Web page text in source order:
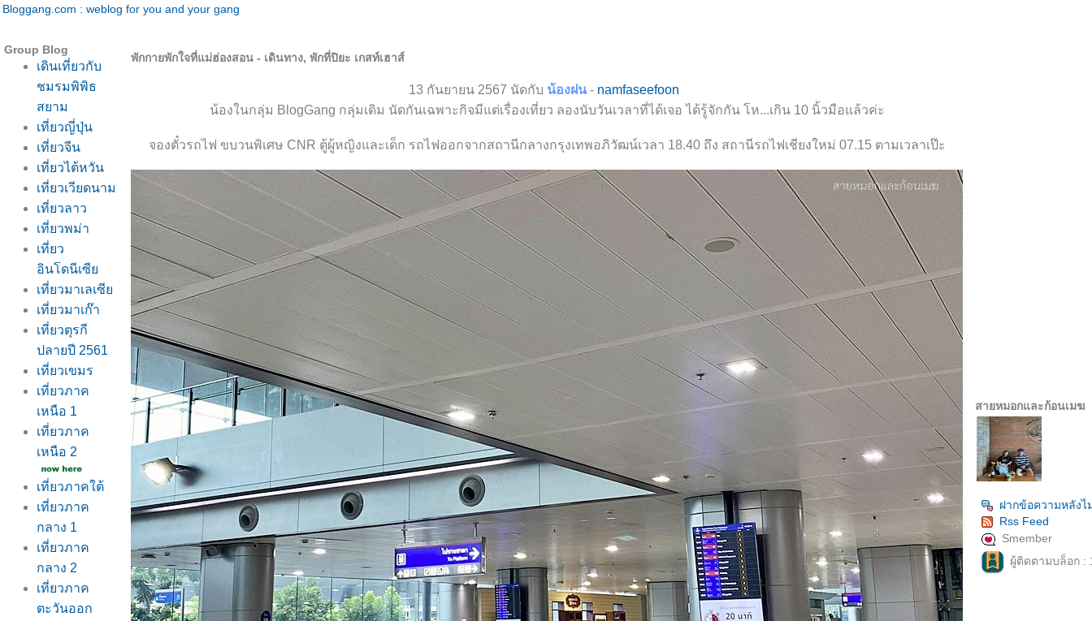
Bloggang.com : weblog for you and your gang
Group Blog
เดินเที่ยวกับ
ชมรมพิพิธ
สยาม
เที่ยวญี่ปุ่น
เที่ยวจีน
เที่ยวไต้หวัน
เที่ยวเวียดนาม
เที่ยวลาว
เที่ยวพม่า
เที่ยว
อินโดนีเซี
เที่ยวมาเลเซี
เที่ยวมาเก๊า
เที่ยวตุรกี
ปลายปี 2561
เที่ยวเขมร
เที่ยวภาค
เหนือ 1
เที่ยวภาค
เหนือ 2
เที่ยวภาคใต้
เที่ยวภาค
กลาง 1
เที่ยวภาค
กลาง 2
เที่ยวภาค
ตะวันออก
พักกายพักใจที่แม่ฮ่องสอน - เดินทาง, พักที่ปิยะ เกสท์เฮาส์
13 กันยายน 2567 นัดกับ น้องฝน- namfaseefoon
น้องในกลุ่ม BlogGang กลุ่มเดิม นัดกันเฉพาะกิจมีแต่เรื่องเที่ยว ลองนับวันเวลาที่ได้เจอ ได้รู้จักกัน โห...เกิน 10 นิ้วมือแล้วค่ะ
จองตั๋วรถไฟ ขบวนพิเศษ CNR ตู้ผู้หญิงและเด็ก รถไฟออกจากสถานีกลางกรุงเทพอภิวัฒน์เวลา 18.40 ถึง สถานีรถไฟเชียงใหม่ 07.15 ตามเวลาเป๊ะ
สายหมอกและก้อนเมฆ
ฝากข้อความหลังไ
Rss Feed
Smember
ผู้ติดตามบล็อก :